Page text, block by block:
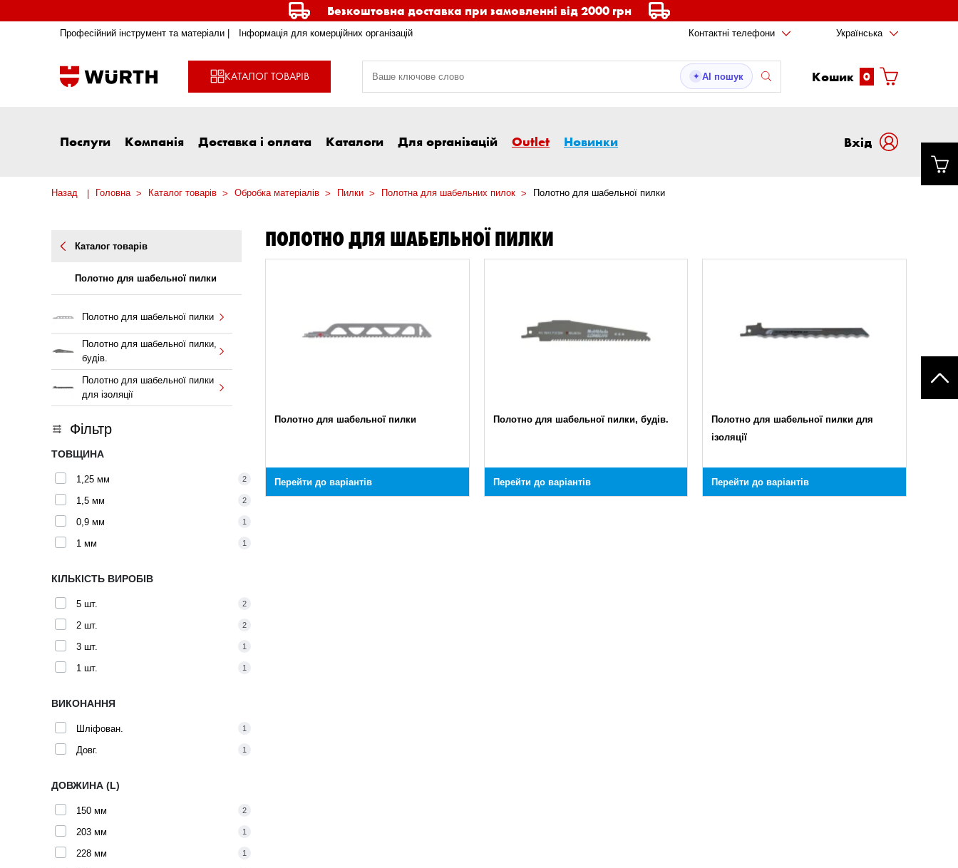
Безкоштовна доставка при замовленні від 2000 грн
Професійний інструмент та матеріали | Інформація для комерційних організацій Контактні телефони Українська
КАТАЛОГ ТОВАРІВ ✦ AI пошук Кошик 0
Послуги Компанія Доставка і оплата Каталоги Для організацій Outlet Новинки Вxід
Назад Головна Каталог товарів Обробка матеріалів Пилки Полотна для шабельних пилок Полотно для шабельної пилки
Каталог товарів
Полотно для шабельної пилки
Полотно для шабельної пилки
Полотно для шабельної пилки,
будів.
Полотно для шабельної пилки
для ізоляції
Фільтр
ТОВЩИНА
1,25 мм 2
1,5 мм 2
0,9 мм 1
1 мм 1
КІЛЬКІСТЬ ВИРОБІВ
5 шт. 2
2 шт. 2
3 шт. 1
1 шт. 1
ВИКОНАННЯ
Шліфован. 1
Довг. 1
ДОВЖИНА (L)
150 мм 2
203 мм 1
228 мм 1
ПОЛОТНО ДЛЯ ШАБЕЛЬНОЇ ПИЛКИ
Полотно для шабельної пилки
Перейти до варіантів
Полотно для шабельної пилки, будів.
Перейти до варіантів
Полотно для шабельної пилки для
ізоляції
Перейти до варіантів